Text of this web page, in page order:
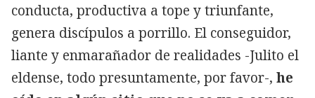
conducta, productiva a tope y triunfante,
genera discípulos a porrillo. El conseguidor,
liante y enmarañador de realidades -Julito el
eldense, todo presuntamente, por favor-, he